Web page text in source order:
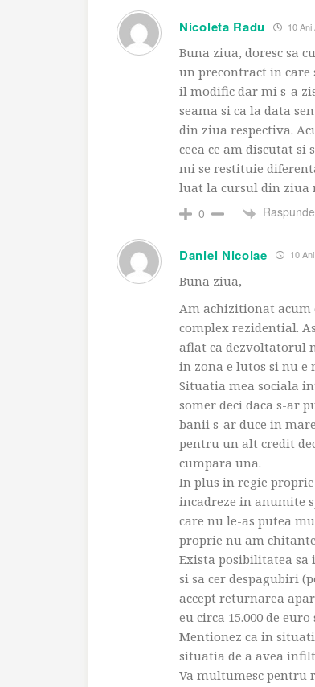
Nicoleta Radu 10 Ani
Buna ziua, doresc sa
un precontract in care
il modific dar mi s-a
seama si ca la data
din ziua respectiva.
ceea ce am discutat si
mi se restituie
luat la cursul din ziua
0
Raspunde
Daniel Nicolae 10
Buna ziua,
Am achizitionat
complex rezidential.
aflat ca dezvoltatorul
in zona e lutos si nu e
Situatia mea sociala
somer deci daca s-ar
banii s-ar duce in
pentru un alt credit
cumpara una.
In plus in regie
incadreze in anumite
care nu le-as putea
proprie nu am
Exista posibilitatea sa
si sa cer despagubiri
accept returnarea
eu circa 15.000 de
Mentionez ca in
situatia de a avea
Va multumesc pentru